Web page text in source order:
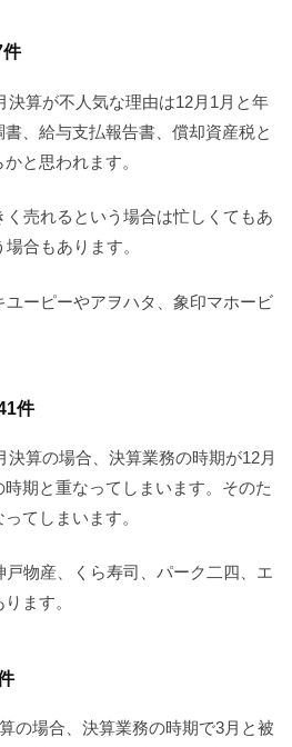
決算が不人気な理由は12月1月と年
、給与支払報告書、償却資産税と
と思われます。
売れるという場合は忙しくてもあ
合もあります。
ユーピーやアヲハタ、象印マホービ
件
決算の場合、決算業務の時期が12月
期と重なってしまいます。そのた
てしまいます。
物産、くら寿司、パーク二四、エ
ます。
の場合、決算業務の時期で3月と被